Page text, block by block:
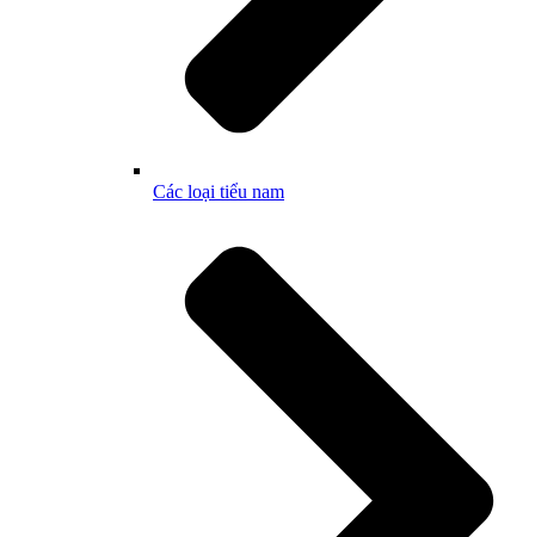
Các loại tiểu nam